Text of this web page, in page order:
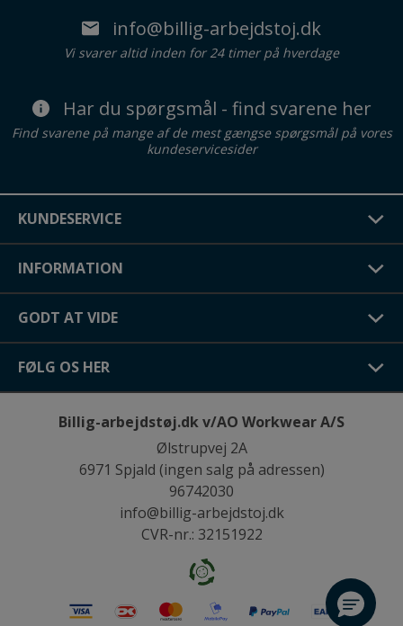
info@billig-arbejdstoj.dk
Vi svarer altid inden for 24 timer på hverdage
Har du spørgsmål - find svarene her
Find svarene på mange af de mest gængse spørgsmål på vores
kundeservicesider
KUNDESERVICE
INFORMATION
GODT AT VIDE
FØLG OS HER
Billig-arbejdstøj.dk v/AO Workwear A/S
Ølstrupvej 2A
6971 Spjald (ingen salg på adressen)
96742030
info@billig-arbejdstoj.dk
CVR-nr.: 32151922